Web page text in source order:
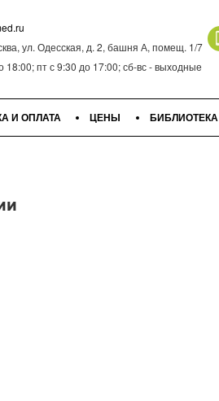
ул. Одесская, д. 2, башня А, помещ. 1/7
18:00; пт с 9:30 до 17:00; сб-вс - выходные
И ОПЛАТА ЦЕНЫ БИБЛИОТЕКА